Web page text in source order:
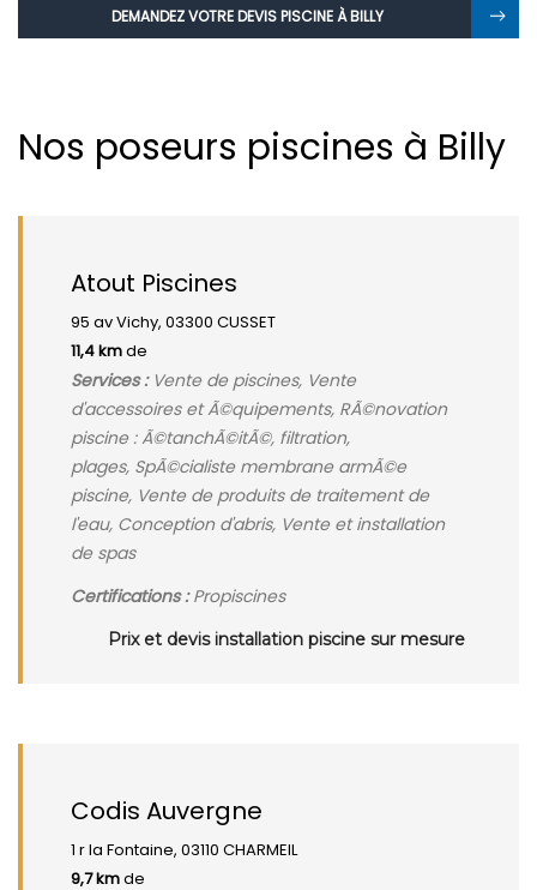
DEMANDEZ VOTRE DEVIS PISCINE À BILLY
Nos poseurs piscines à Billy
Atout Piscines
95 av Vichy, 03300 CUSSET
11,4 kmde
Services :Vente de piscines, Vente
d'accessoires et Ã©quipements, RÃ©novation
piscine : Ã©tanchÃ©itÃ©, filtration,
plages, SpÃ©cialiste membrane armÃ©e
piscine, Vente de produits de traitement de
l'eau, Conception d'abris, Vente et installation
de spas
Certifications :Propiscines
Prix et devis installation piscine sur mesure
Codis Auvergne
1 r la Fontaine, 03110 CHARMEIL
9,7 kmde